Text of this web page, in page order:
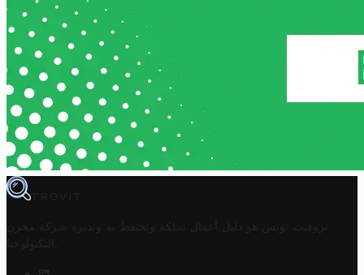
TROVIT
تروفيت تونس هو دليل أعمال تملكه وتحتفظ به وتديره
شركة مخزن
التكنولوجيا